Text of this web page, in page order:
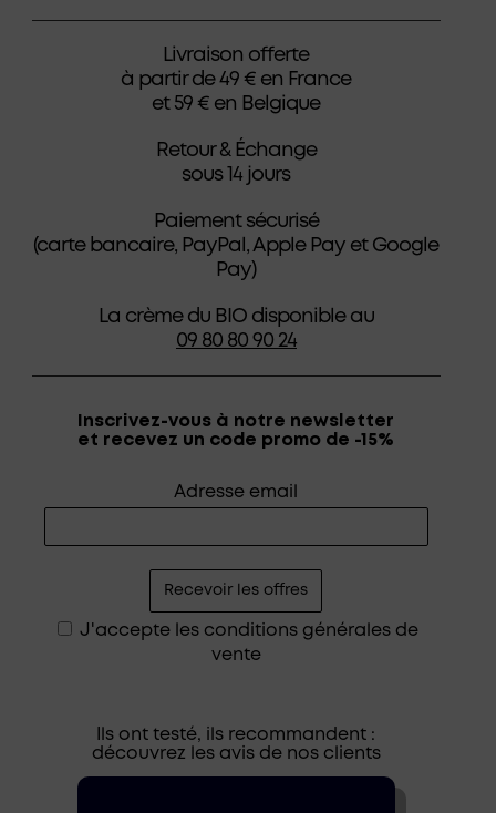
Livraison offerte
à partir de 49 € en France
et 59 € en Belgique
Retour & Échange
sous 14 jours
Paiement sécurisé
(carte bancaire, PayPal, Apple Pay et Google
Pay)
La crème du BIO disponible au
09 80 80 90 24
Inscrivez-vous à notre newsletter
et recevez un code promo de -15%
Adresse email
J'accepte les conditions générales de
vente
Ils ont testé, ils recommandent :
découvrez les avis de nos clients